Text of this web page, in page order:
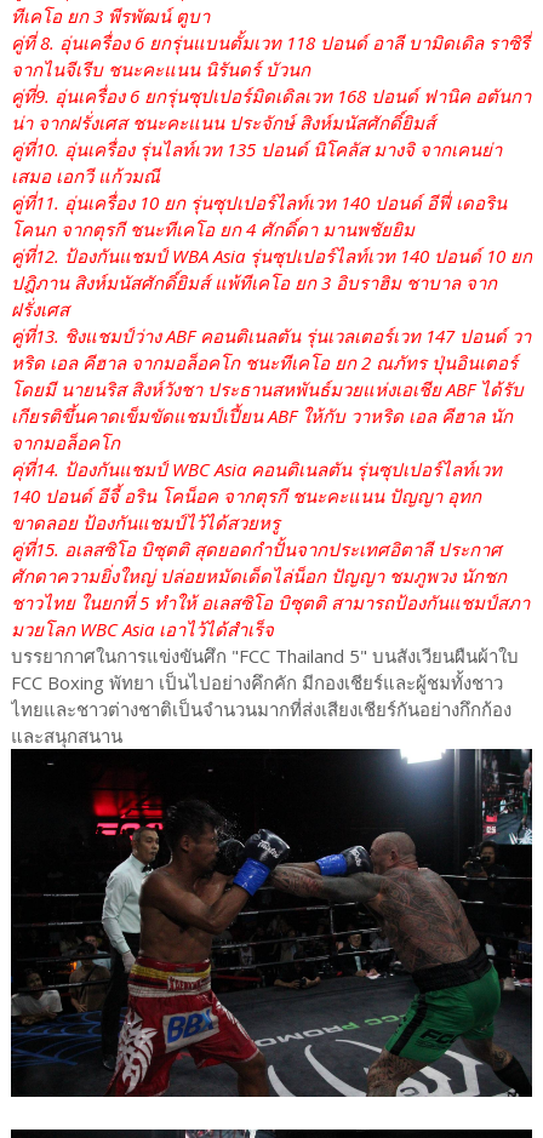
ทีเคโอ ยก 3 พีรพัฒน์ ตูบา
คู่ที่ 8. อุ่นเครื่อง 6 ยกรุ่นแบนตั้มเวท 118 ปอนด์ อาลี บามิดเดิล ราซิรี่
จากไนจีเรีบ ชนะคะแนน นิรันดร์ บัวนก
คู่ที่9. อุ่นเครื่อง 6 ยกรุ่นซุปเปอร์มิดเดิลเวท 168 ปอนด์ ฟานิค อตันกา
น่า จากฝรั่งเศส ชนะคะแนน ประจักษ์ สิงห์มนัสศักดิ์ยิมส์
คู่ที่10. อุ่นเครื่อง รุ่นไลท์เวท 135 ปอนด์ นิโคลัส มางจิ จากเคนย่า
เสมอ เอกวี แก้วมณี
คู่ที่11. อุ่นเครื่อง 10 ยก รุ่นซุปเปอร์ไลท์เวท 140 ปอนด์ อีฟี่ เดอริน
โคนก จากตุรกี ชนะทีเคโอ ยก 4 ศักดิ์ดา มานพชัยยิม
คู่ที่12. ป้องกันแชมป์ WBA Asia รุ่นซุปเปอร์ไลท์เวท 140 ปอนด์ 10 ยก
ปฎิภาน สิงห์มนัสศักดิ์ยิมส์ แพ้ทีเคโอ ยก 3 อิบราฮิม ชาบาล จาก
ฝรั่งเศส
คู่ที่13. ชิงแชมป์ว่าง ABF คอนติเนลตัน รุ่นเวลเตอร์เวท 147 ปอนด์ วา
หริด เอล คีฮาล จากมอล็อคโก ชนะทีเคโอ ยก 2 ณภัทร ปุ่นอินเตอร์
โดยมี นายนริส สิงห์วังชา ประธานสหพันธ์มวยแห่งเอเชีย ABF ได้รับ
เกียรติขึ้นคาดเข็มขัดแชมป์เปี้ยน ABF ให้กับ วาหริด เอล คีฮาล นัก
จากมอล็อคโก
คุ่ที่14. ป้องกันแชมป์ WBC Asia คอนติเนลตัน รุ่นซุปเปอร์ไลท์เวท
140 ปอนด์ อีจี้ อริน โคน็อค จากตุรกี ชนะคะแนน ปัญญา อุทก
ขาดลอย ป้องกันแชมป์ไว้ได้สวยหรู
คู่ที่15. อเลสซิโอ บิซุตติ สุดยอดกำปั้นจากประเทศอิตาลี ประกาศ
ศักดาความยิ่งใหญ่ ปล่อยหมัดเด็ดไล่น็อก ปัญญา ชมภูพวง นักชก
ชาวไทย ในยกที่ 5 ทำให้ อเลสซิโอ บิซุตติ สามารถป้องกันแชมป์สภา
มวยโลก WBC Asia เอาไว้ได้สำเร็จ
บรรยากาศในการแข่งขันศึก "FCC Thailand 5" บนสังเวียนผืนผ้าใบ
FCC Boxing พัทยา เป็นไปอย่างคึกคัก มีกองเชียร์และผู้ชมทั้งชาว
ไทยและชาวต่างชาติเป็นจำนวนมากที่ส่งเสียงเชียร์กันอย่างกึกก้อง
และสนุกสนาน